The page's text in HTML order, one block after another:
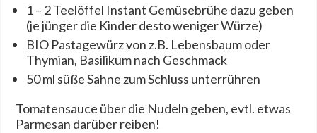
1 – 2 Teelöffel Instant Gemüsebrühe dazu geben
(je jünger die Kinder desto weniger Würze)
BIO Pastagewürz von z.B. Lebensbaum oder
Thymian, Basilikum nach Geschmack
50 ml süße Sahne zum Schluss unterrühren
Tomatensauce über die Nudeln geben, evtl. etwas
Parmesan darüber reiben!